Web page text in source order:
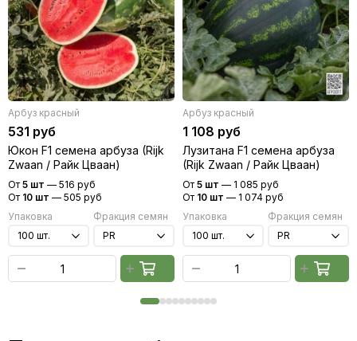
Арбуз красный
531 руб
Юкон F1 семена арбуза (Rijk
Zwaan / Райк Цваан)
От 5 шт — 516 руб
От 10 шт — 505 руб
Упаковка
Фракция семян
Арбуз красный
1 108 руб
Лузитана F1 семена арбуза
(Rijk Zwaan / Райк Цваан)
От 5 шт — 1 085 руб
От 10 шт — 1 074 руб
Упаковка
Фракция семян